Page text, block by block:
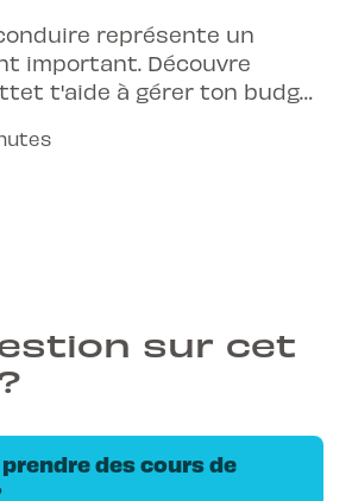
représente un
important. Découvre
t'aide à gérer ton budget
sur cet
des cours de